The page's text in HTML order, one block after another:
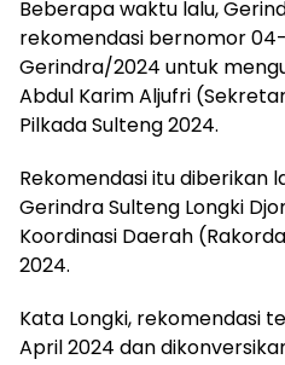
Beberapa waktu lalu,
rekomendasi bernomor
Gerindra/2024 untuk
Abdul Karim Aljufri
Pilkada Sulteng 2024.
Rekomendasi itu diberikan
Gerindra Sulteng Longki
Koordinasi Daerah
2024.
Kata Longki, rekomendasi
April 2024 dan